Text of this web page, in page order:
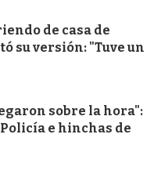
de casa de
su versión: "Tuve un
sobre la hora":
e hinchas de